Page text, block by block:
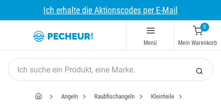
Ich erhalte die Aktionscodes per E-Mail
Menü
0
Mein Warenkorb
Angeln Raubfischangeln
Kleinteile